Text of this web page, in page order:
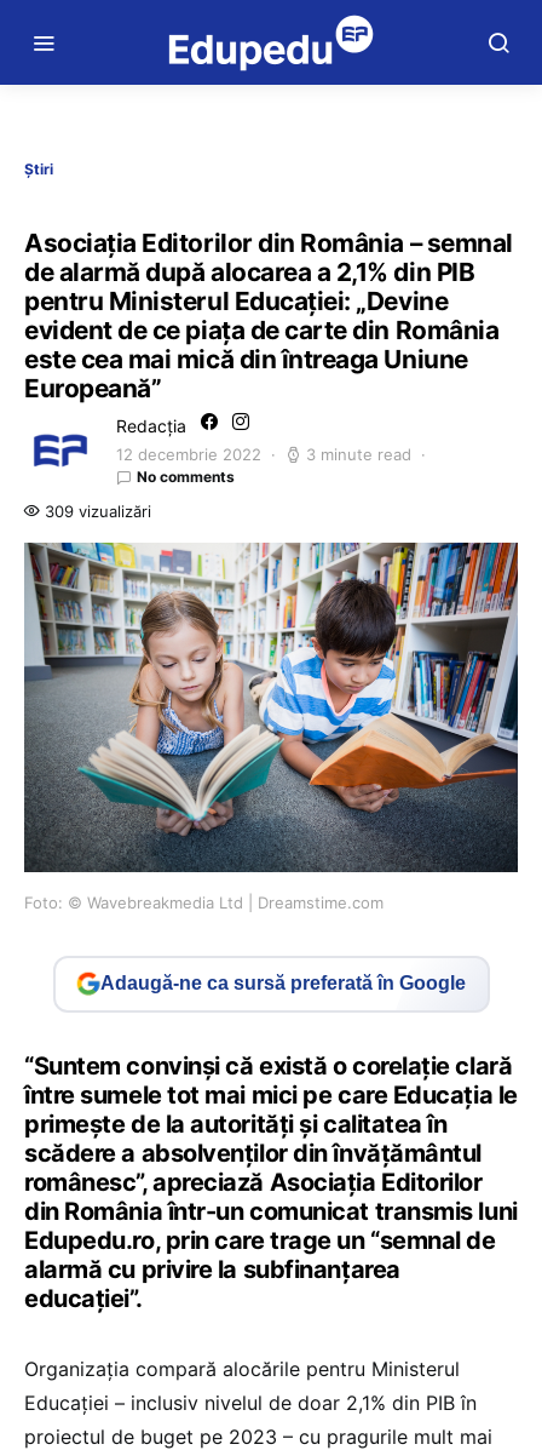
Știri
Asociația Editorilor din România – semnal
de alarmă după alocarea a 2,1% din PIB
pentru Ministerul Educației: „Devine
evident de ce piața de carte din România
este cea mai mică din întreaga Uniune
Europeană”
Redacția
12 decembrie 2022 3 minute read
No comments
309 vizualizări
Foto: © Wavebreakmedia Ltd | Dreamstime.com
Adaugă-ne ca sursă preferată în Google
“Suntem convinși că există o corelație clară
între sumele tot mai mici pe care Educația le
primește de la autorități și calitatea în
scădere a absolvenților din învățământul
românesc”, apreciază Asociația Editorilor
din România într-un comunicat transmis luni
Edupedu.ro, prin care trage un “semnal de
alarmă cu privire la subfinanțarea
educației”.
Organizația compară alocările pentru Ministerul
Educației – inclusiv nivelul de doar 2,1% din PIB în
proiectul de buget pe 2023 – cu pragurile mult mai